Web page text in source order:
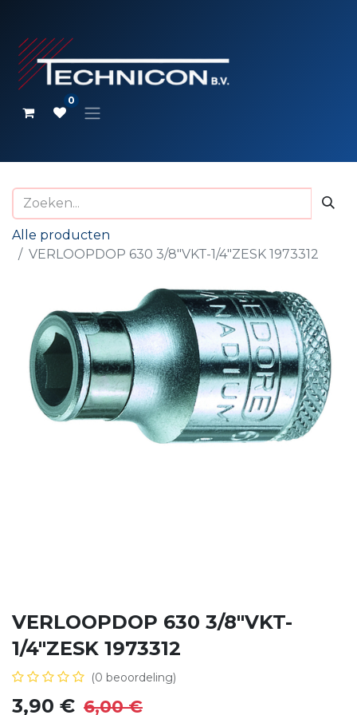
0
Alle producten
VERLOOPDOP 630 3/8"VKT-1/4"ZESK 1973312
VERLOOPDOP 630 3/8"VKT-
1/4"ZESK 1973312
(0 beoordeling)
3,90 € 6,00€